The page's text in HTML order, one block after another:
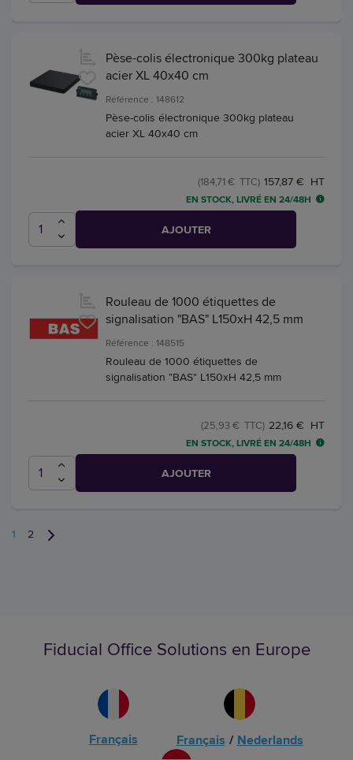
Pèse-colis électronique 300kg plateau
acier XL 40x40 cm
Référence : 148612
Pèse-colis électronique 300kg plateau
acier XL 40x40 cm
157,87 € HT
(184,71 € TTC)
EN STOCK, LIVRÉ EN 24/48H
AJOUTER
Rouleau de 1000 étiquettes de
signalisation "BAS" L150xH 42,5 mm
Référence : 148515
Rouleau de 1000 étiquettes de
signalisation "BAS" L150xH 42,5 mm
22,16 € HT
(25,93 € TTC)
EN STOCK, LIVRÉ EN 24/48H
AJOUTER
1 2
Fiducial Office Solutions en Europe
Français Français / Nederlands